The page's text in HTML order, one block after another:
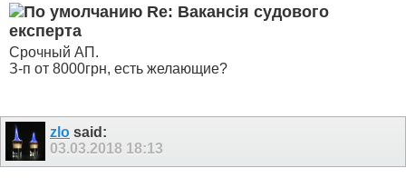
Re: Вакансія судового
експерта
Срочный АП.
З-п от 8000грн, есть желающие?
zlo said:
03.03.2018 18:13